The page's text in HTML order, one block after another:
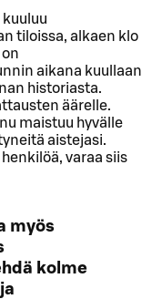
tiloissa, alkaen klo
aikana kuullaan
historiasta.
äärelle.
maistuu hyvälle
aistejasi.
varaa siis
myös
kolme